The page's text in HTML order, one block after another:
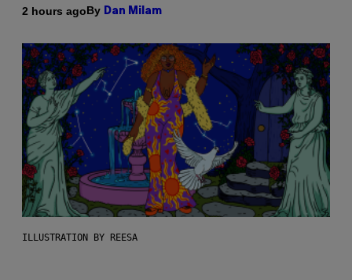
2 hours agoBy Dan Milam
ILLUSTRATION BY REESA